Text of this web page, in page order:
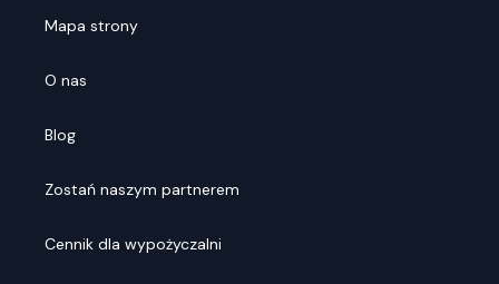
Mapa strony
O nas
Blog
Zostań naszym partnerem
Cennik dla wypożyczalni